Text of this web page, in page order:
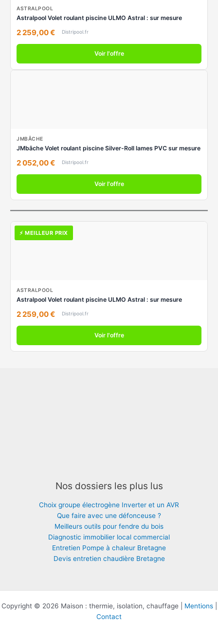
ASTRALPOOL
Astralpool Volet roulant piscine ULMO Astral : sur mesure
2 259,00 € Distripool.fr
Voir l'offre
JMBÂCHE
JMbâche Volet roulant piscine Silver-Roll lames PVC sur mesure
2 052,00 € Distripool.fr
Voir l'offre
⚡ MEILLEUR PRIX
ASTRALPOOL
Astralpool Volet roulant piscine ULMO Astral : sur mesure
2 259,00 € Distripool.fr
Voir l'offre
Nos dossiers les plus lus
Choix groupe électrogène Inverter et un AVR
Que faire avec une défonceuse ?
Meilleurs outils pour fendre du bois
Diagnostic immobilier local commercial
Entretien Pompe à chaleur Bretagne
Devis entretien chaudière Bretagne
Copyright © 2026 Maison : thermie, isolation, chauffage | Mentions|
Contact